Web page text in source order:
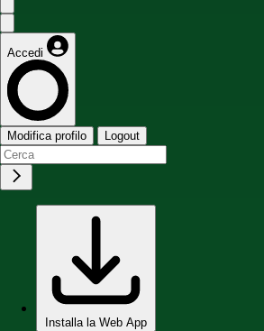
Accedi
Modifica profilo Logout
Installa la Web App